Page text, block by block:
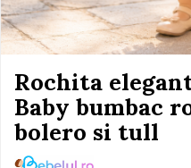
Jucarii de baie
Seturi de frumusete
Caluti balansoar
Interactive, educative si
muzicale
Ingrijire cosmetica mamici
Perioada Alaptarii
Perioada Sarcinii
Pompe de san
Sisteme De Purtare
Rochita
Baby bumbac
bolero si tull